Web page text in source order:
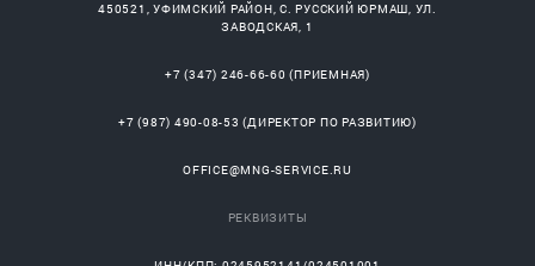
450521 ,УФИМСКИЙ РАЙОН, С.РУССКИЙ ЮРМАШ, УЛ.
ЗАВОДСКАЯ, 1
+7 (347) 246-66-60 (ПРИЕМНАЯ)
+7 (987) 490-08-53 (ДИРЕКТОР ПО РАЗВИТИЮ)
OFFICE@MNG-SERVICE.RU
РЕКВИЗИТЫ